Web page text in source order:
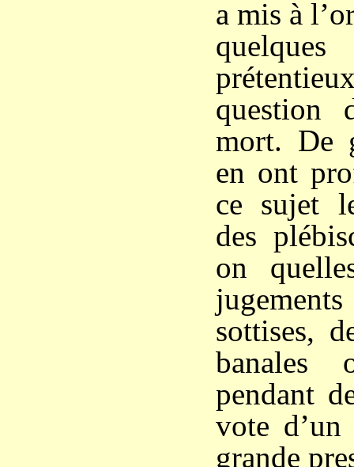
a mis à
question
mort. De
en ont
ce sujet
des
on
sottises,
banales
pendant
vote
grande